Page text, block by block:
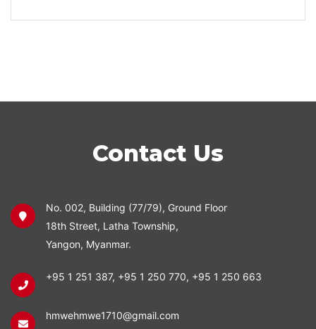
Contact Us
No. 002, Building (77/79), Ground Floor
18th Street, Latha Township,
Yangon, Myanmar.
+95 1 251 387, +95 1 250 770, +95 1 250 663
hmwehmwe1710@gmail.com